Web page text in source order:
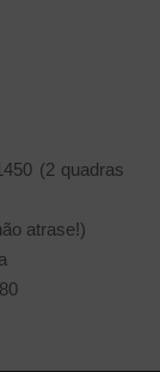
(2 quadras
atrase!)